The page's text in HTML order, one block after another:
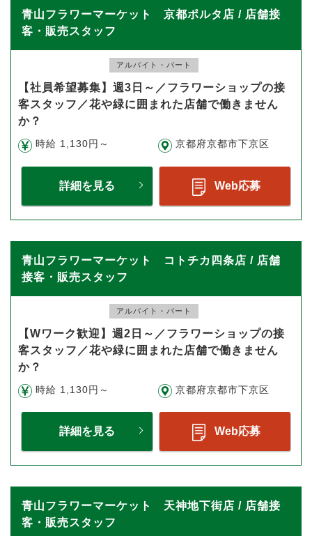
青山フラワーマーケット 京都ポルタ店 / 店舗接
客・販売スタッフ
アルバイト・パート
【社員希望募集】週3日～／フラワーショップの接
客スタッフ／花や緑に囲まれた店舗で働きません
か？
時給 1,130円～ 京都府京都市下京区
詳細を見る Web応募
青山フラワーマーケット コトチカ四条店 / 店舗
接客・販売スタッフ
アルバイト・パート
【Wワーク歓迎】週2日～／フラワーショップの接
客スタッフ／花や緑に囲まれた店舗で働きません
か？
時給 1,130円～ 京都府京都市下京区
詳細を見る Web応募
青山フラワーマーケット 天神地下街店 / 店舗接
客・販売スタッフ